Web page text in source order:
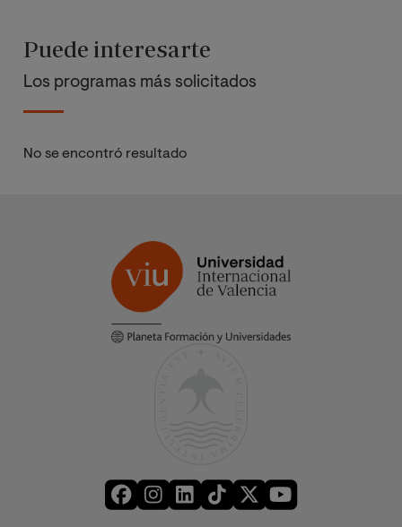
Puede interesarte
Los programas más solicitados
No se encontró resultado